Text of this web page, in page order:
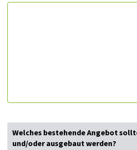
Welches bestehende Angebot
und/oder ausgebaut werden?